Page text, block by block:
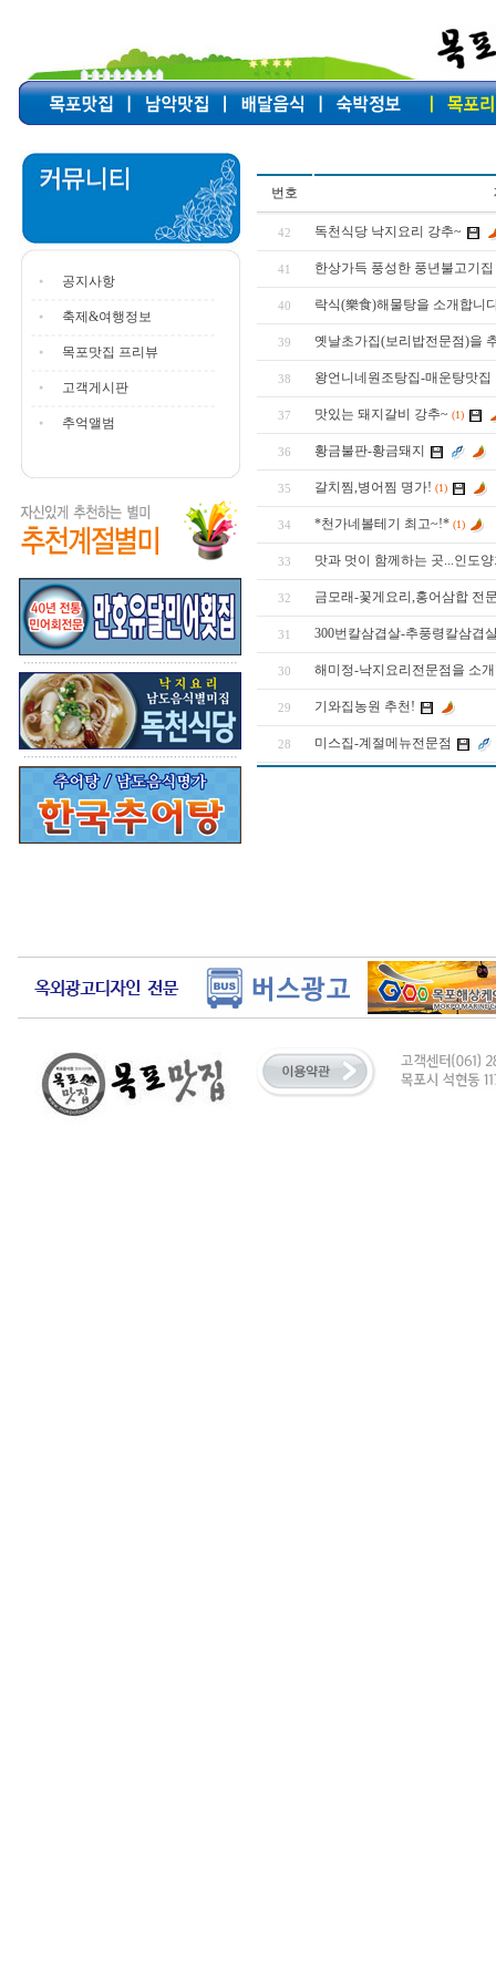
공지사항
축제&여행정보
목포맛집 프리뷰
고객게시판
추억앨범
번호
42 독천식당 낙지요리 강추~
41 한상가득 풍성한 풍년불고기집
40 락식(樂食)해물탕을 소개합니
39 옛날초가집(보리밥전문점)을
38 왕언니네원조탕집-매운탕맛집
37 맛있는 돼지갈비 강추~ (1)
36 황금불판-황금돼지
35 갈치찜,병어찜 명가! (1)
34 *천가네볼테기 최고~!* (1)
33 맛과 멋이 함께하는 곳...인도
32 금모래-꽃게요리,홍어삼합 전
31 300번칼삼겹살-추풍령칼삼겹
30 해미정-낙지요리전문점을 소
29 기와집농원 추천!
28 미스집-계절메뉴전문점